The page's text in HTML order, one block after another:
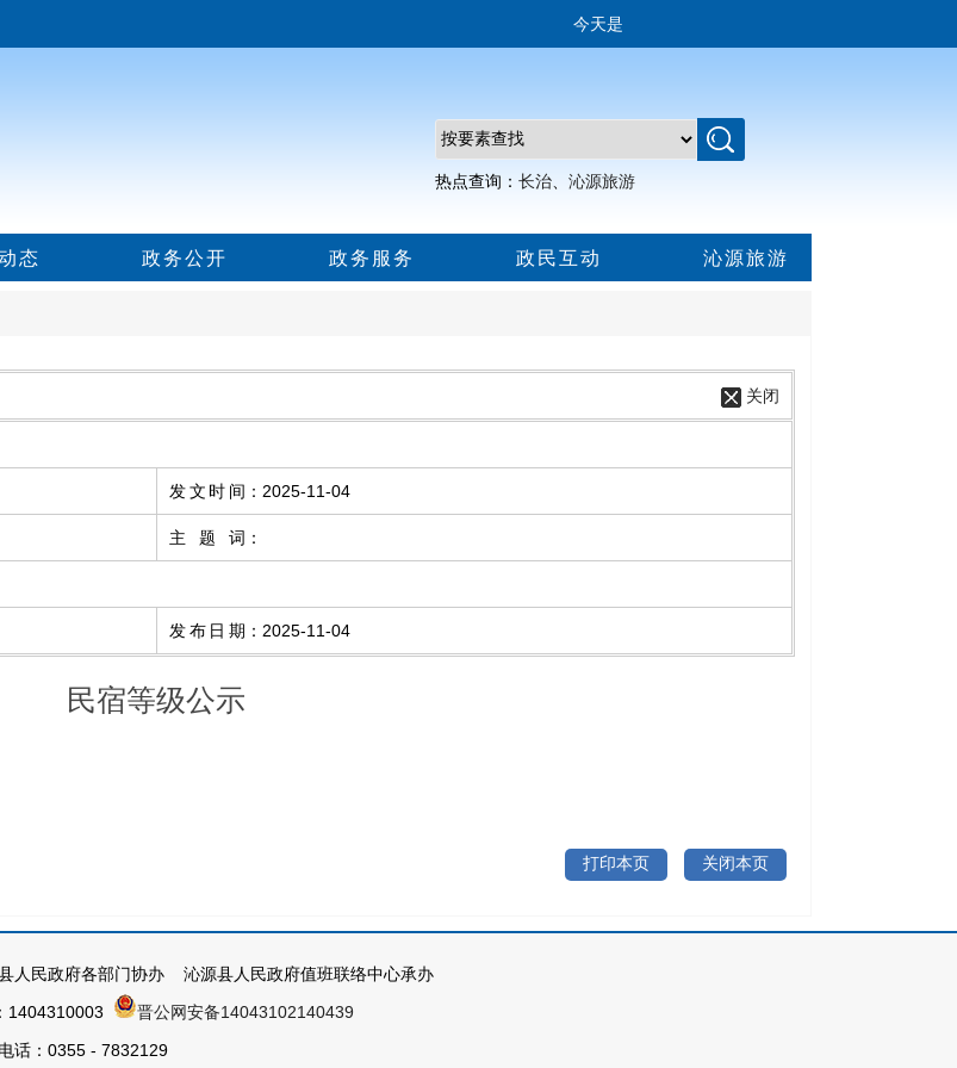
今天是
热点查询： 长治 沁源旅游
态 政务公开 政务服务 政民互动 沁源旅游
关闭
发文时间 ： 2025-11-04
主题词 ：
发布日期 ： 2025-11-04
民宿等级公示
打印本页 关闭本页
人民政府各部门协办 沁源县人民政府值班联络中心承办
1404310003
晋公网安备14043102140439
话：0355 - 7832129